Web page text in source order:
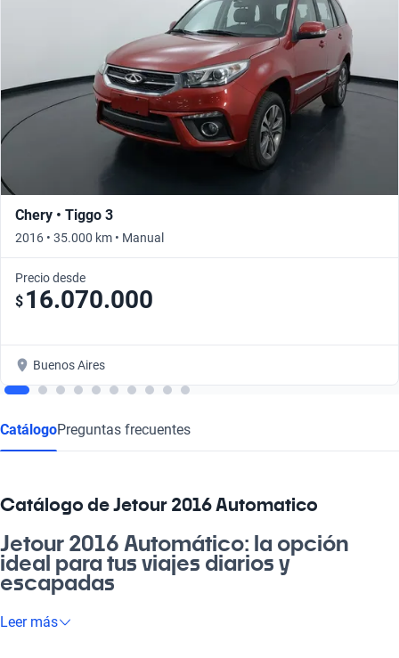
Chery • Tiggo 3
2016 • 35.000 km • Manual
Precio desde
$ 16.070.000
Buenos Aires
CatálogoPreguntas frecuentes
Catálogo de Jetour 2016 Automatico
Jetour 2016 Automático: la opción
ideal para tus viajes diarios y
escapadas
Si estás buscando un vehículo que te acompañe en cada
Leer más